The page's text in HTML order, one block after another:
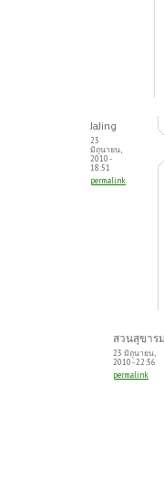
JaJing
23
มิถุนายน,
2010 -
18:51
permalink
สวนสุขาร
23 มิถุนายน,
2010 - 22:56
permalink